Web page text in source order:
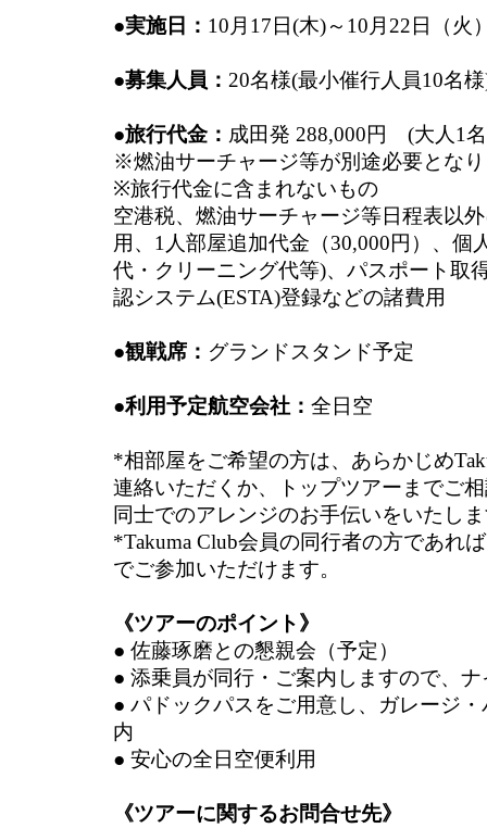
●実施日： 10月17日(木)～10月22日（火
●募集人員： 20名様(最小催行人員10名
●旅行代金： 成田発 288,000円 (大人1
※燃油サーチャージ等が別途必要とな
※旅行代金に含まれないもの
空港税、燃油サーチャージ等日程表以
用、1人部屋追加代金（30,000円）、個
代・クリーニング代等)、パスポート取
認システム(ESTA)登録などの諸費用
●観戦席： グランドスタンド予定
●利用予定航空会社： 全日空
*相部屋をご希望の方は、あらかじめ
連絡いただくか、トップツアーまでご
同士でのアレンジのお手伝いをいたし
*Takuma Club会員の同行者の方であれ
でご参加いただけます。
《ツアーのポイント》
● 佐藤琢磨との懇親会（予定）
● 添乗員が同行・ご案内しますので、
● パドックパスをご用意し、ガレージ
内
● 安心の全日空便利用
《ツアーに関するお問合せ先》